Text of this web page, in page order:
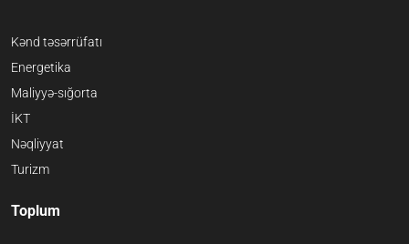
Kənd təsərrüfatı
Energetika
Maliyyə-sığorta
İKT
Nəqliyyat
Turizm
Toplum